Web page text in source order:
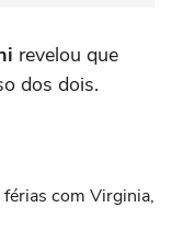
revelou que
dos dois.
com Virginia,